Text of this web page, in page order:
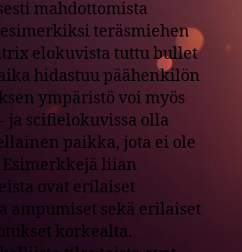
mahdottomista
teräsmiehen
elokuvista tuttu bullet
hidastuu päähenkilön
ympäristö voi myös
ja scifielokuvissa olla
paikka, jota ei ole
Esimerkkejä liian
ovat erilaiset
ampumiset sekä erilaiset
korkealta.